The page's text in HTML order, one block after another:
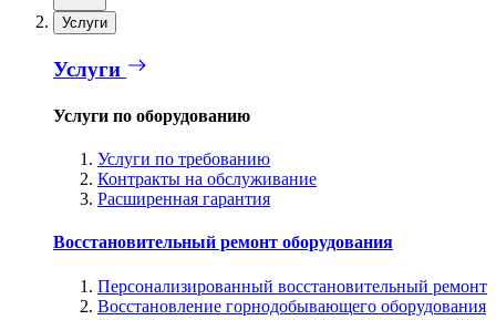
Услуги
Услуги
Услуги по оборудованию
Услуги по требованию
Контракты на обслуживание
Расширенная гарантия
Восстановительный ремонт оборудования
Персонализированный восстановительный ремонт
Восстановление горнодобывающего оборудования